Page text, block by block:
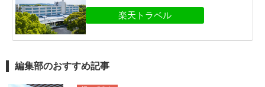
編集部のおすすめ記事